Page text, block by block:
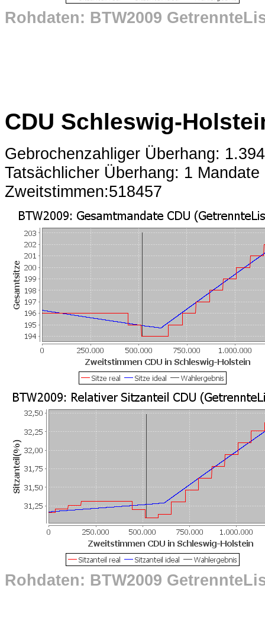
Rohdaten: BTW2009
CDU Schleswig-
Gebrochenzahliger Überhang:
Tatsächlicher Überhang: 1 Mandate
Zweitstimmen:518457
Rohdaten: BTW2009